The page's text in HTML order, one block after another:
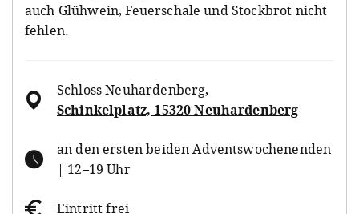
auch Glühwein, Feuerschale und Stockbrot nicht
fehlen.
Schloss Neuhardenberg,
Schinkelplatz, 15320 Neuhardenberg
an den ersten beiden Adventswochenenden
| 12–19 Uhr
Eintritt frei